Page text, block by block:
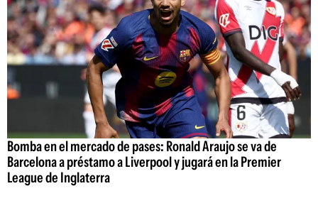
Bomba en el mercado de pases: Ronald Araujo se va de
Barcelona a préstamo a Liverpool y jugará en la Premier
League de Inglaterra